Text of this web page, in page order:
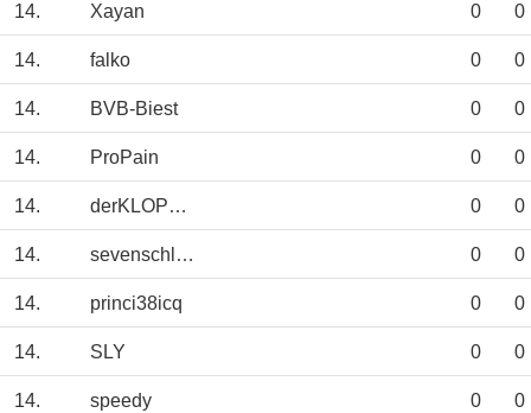
14. Xayan 0 0
14. falko 0 0
14. BVB-Biest 0 0
14. ProPain 0 0
14. derKLOPPeffekt 0 0
14. sevenschlumpf 0 0
14. princi38icq 0 0
14. SLY 0 0
14. speedy 0 0